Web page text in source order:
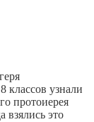
классов узнали
протоиерея
взялись это